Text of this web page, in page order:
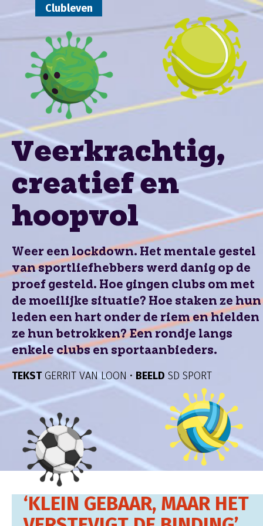
Clubleven
Veerkrachtig,
creatief en
hoopvol
Weer een lockdown. Het mentale gestel
van sportliefhebbers werd danig op de
proef gesteld. Hoe gingen clubs om met
de moeilijke situatie? Hoe staken ze hun
leden een hart onder de riem en hielden
ze hun betrokken? Een rondje langs
enkele clubs en sportaanbieders.
TEKSTGERRIT VAN LOON • BEELD SD SPORT
‘KLEIN GEBAAR, MAAR HET